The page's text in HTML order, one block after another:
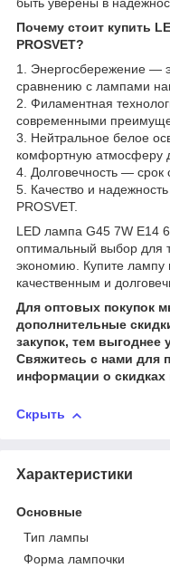
быть уверены в
Почему стоит купить
PROSVET?
1. Энергосбережение —
сравнению с лампами
2. Филаментная
современными
3. Нейтральное белое
комфортную атмосферу
4. Долговечность —
5. Качество и
PROSVET.
LED лампа G45 7W E14
оптимальный выбор для
экономию. Купите лампу
качественным и
Для оптовых покупок
дополнительные
закупок, тем выгоднее
Свяжитесь с нами для
информации о скидках
Скрыть
Характеристики
Основные
Тип лампы
Форма лампочки